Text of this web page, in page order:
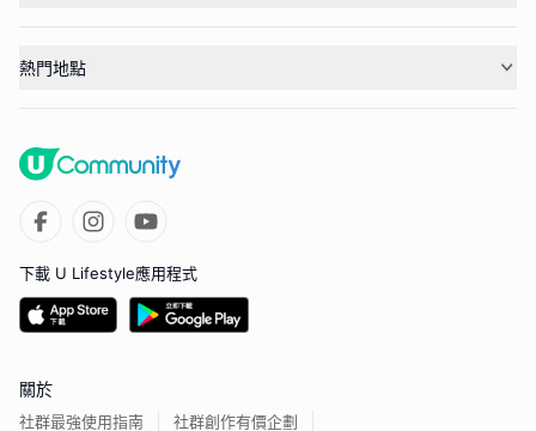
熱門地點
下載 U Lifestyle應用程式
關於
社群最強使用指南 社群創作有價企劃